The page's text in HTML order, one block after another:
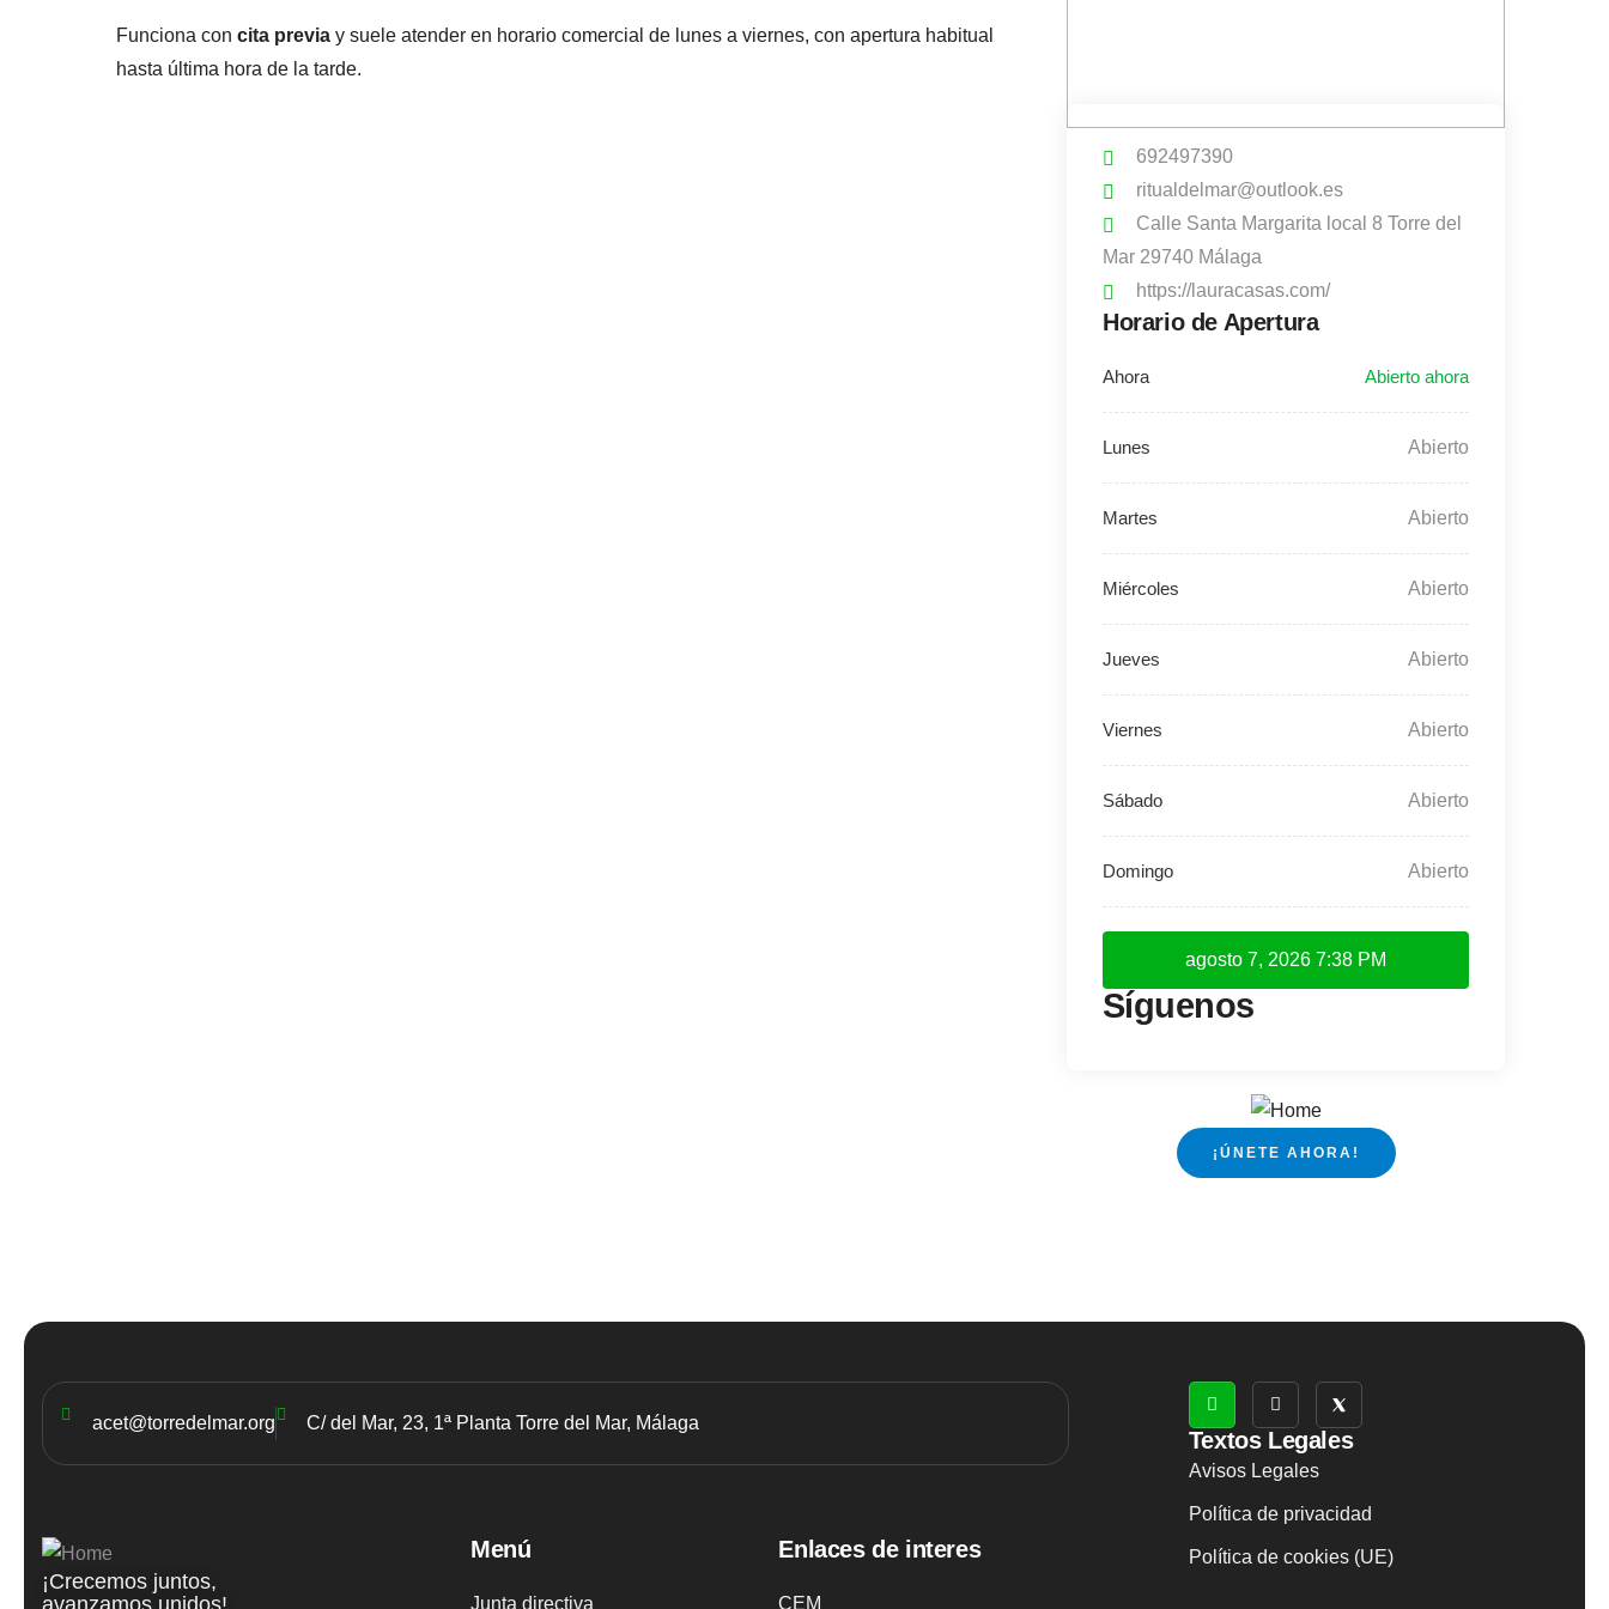
Funciona con cita previa y suele atender en horario comercial de lunes a viernes, con apertura habitual
hasta última hora de la tarde.
692497390
ritualdelmar@outlook.es
Calle Santa Margarita local 8 Torre del
Mar 29740 Málaga
https://lauracasas.com/
Horario de Apertura
Abierto
Abierto
Abierto
Abierto
Abierto
Abierto
Abierto
agosto 7, 2026 7:38 PM
Síguenos
¡ÚNETE AHORA!
acet@torredelmar.org C/ del Mar, 23, 1ª Planta Torre del Mar, Málaga
¡Crecemos juntos,
avanzamos unidos!
Menú
Junta directiva
Enlaces de interes
CEM
Textos Legales
Avisos Legales
Política de privacidad
Política de cookies (UE)